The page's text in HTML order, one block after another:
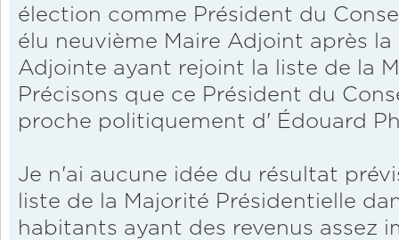
élection comme Président du
élu neuvième Maire Adjoint après
Adjointe ayant rejoint la liste de la
Précisons que ce Président du
proche politiquement d' Édouard
Je n'ai aucune idée du résultat
liste de la Majorité Présidentielle
habitants ayant des revenus assez